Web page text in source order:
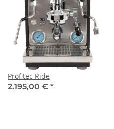
Profitec Ride
2.195,00 € *